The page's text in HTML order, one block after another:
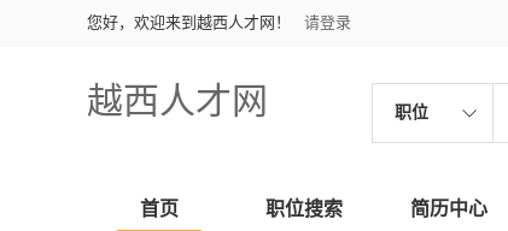
您好，欢迎来到越西人才网！ 请登录
越西人才网 职位
首页 职位搜索 简历中心